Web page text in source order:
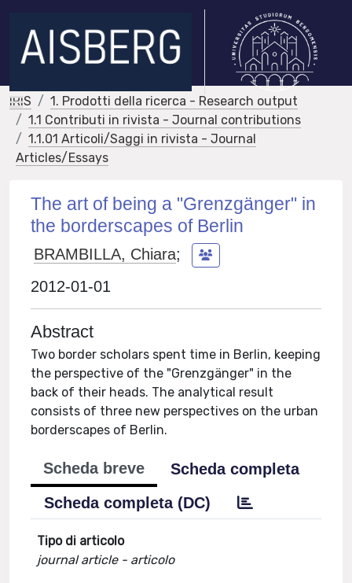
IRIS
1. Prodotti della ricerca - Research output
1.1 Contributi in rivista - Journal contributions
1.1.01 Articoli/Saggi in rivista - Journal
Articles/Essays
The art of being a "Grenzgänger" in
the borderscapes of Berlin
BRAMBILLA, Chiara;
2012-01-01
Abstract
Two border scholars spent time in Berlin, keeping
the perspective of the "Grenzgänger" in the
back of their heads. The analytical result
consists of three new perspectives on the urban
borderscapes of Berlin.
Scheda breve
Scheda completa
Scheda completa (DC)
Tipo di articolo
journal article - articolo